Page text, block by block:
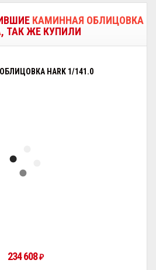
КАМИННАЯ ОБЛИЦОВКА
, ТАК ЖЕ КУПИЛИ
HARK 1/141.0
234 608₽